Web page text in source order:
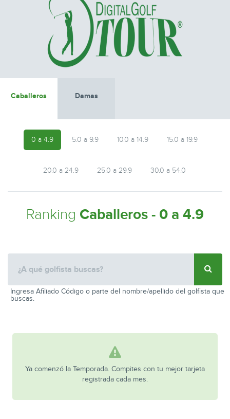
Caballeros Damas
0 a 4.9 5.0 a 9.9 10.0 a 14.9 15.0 a 19.9
20.0 a 24.9 25.0 a 29.9 30.0 a 54.0
Ranking Caballeros - 0 a 4.9
Ingresa Afiliado Código o parte del nombre/apellido del golfista que
buscas.
Ya comenzó la Temporada. Compites con tu mejor tarjeta
registrada cada mes.